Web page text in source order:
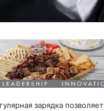
зарядка позволяет